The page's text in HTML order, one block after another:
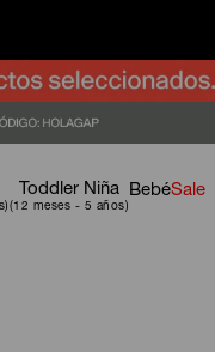
Toddler Niña BebéSale